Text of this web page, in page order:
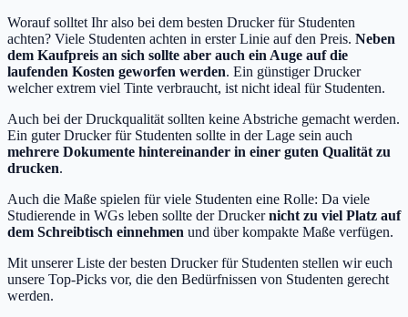
Worauf solltet Ihr also bei dem besten Drucker für Studenten
achten? Viele Studenten achten in erster Linie auf den Preis. Neben
dem Kaufpreis an sich sollte aber auch ein Auge auf die
laufenden Kosten geworfen werden. Ein günstiger Drucker
welcher extrem viel Tinte verbraucht, ist nicht ideal für Studenten.
Auch bei der Druckqualität sollten keine Abstriche gemacht werden.
Ein guter Drucker für Studenten sollte in der Lage sein auch
mehrere Dokumente hintereinander in einer guten Qualität zu
drucken.
Auch die Maße spielen für viele Studenten eine Rolle: Da viele
Studierende in WGs leben sollte der Druckernicht zu viel Platz auf
dem Schreibtisch einnehmen und über kompakte Maße verfügen.
Mit unserer Liste der besten Drucker für Studenten stellen wir euch
unsere Top-Picks vor, die den Bedürfnissen von Studenten gerecht
werden.